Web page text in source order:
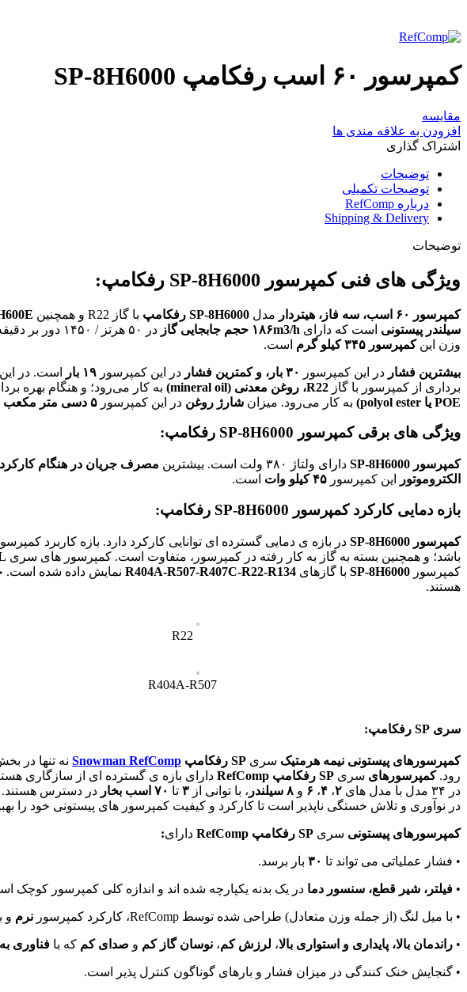
کمپرسور ۶۰ اسب رفکامپ SP-8H6000
مقایسه
افزودن به علاقه مندی ها
اشتراک گذاری
توضیحات
توضیحات تکمیلی
درباره RefComp
Shipping & Delivery
توضیحات
ویژگی های فنی کمپرسور SP-8H6000 رفکامپ:
کمپرسور ۶۰ اسب، سه فاز، هیتردار مدل SP-8H6000 رفکامپ با گاز R22 و همچنین
سیلندر پیستونی است که دارای ۱۸۶m3/h حجم جابجایی گاز در ۵۰ هرتز / ۱۴۵۰ دور بر دقیقه و
وزن اینکمپرسور ۳۴۵ کیلو گرم است.
بیشترین فشار در این کمپرسور ۳۰ بار، و کمترین فشار در این کمپرسور ۱۹ بار است. در
برداری از کمپرسور با گاز R22، روغن معدنی (mineral oil) به کار می‌رود؛ و هنگام بهره
POE یا polyol ester)
به کار می‌رود. میزان شارژ روغن در این کمپرسور ۵ دسی متر مکعب
ویژگی های برقی کمپرسور SP-8H6000 رفکامپ:
کمپرسور SP-8H6000 دارای ولتاژ ۳۸۰ ولت است. بیشترین مصرف جریان در هنگام کارکرد
الکتروموتور
این کمپرسور ۴۵ کیلو وات است.
بازه دمایی کارکرد کمپرسور SP-8H6000 رفکامپ:
کمپرسور SP-8H6000 در بازه ی دمایی گسترده ای توانایی کارکرد دارد. بازه کاربرد
باشد؛ و همچنین بسته به گاز به کار رفته در کمپرسور، متفاوت است. کمپرسور های سری
کمپرسور SP-8H6000 با گازهای R404A-R507-R407C-R22-R134 نمایش داده شده است.
هستند.
R22
R404A-R507
سری SP رفکامپ:
کمپرسورهای پیستونی نیمه هرمتیک سری SP رفکامپ Snowman RefComp نه تنها در
رود.کمپرسورهای سری SP رفکامپ RefComp دارای بازه ی گسترده ای از سازگاری
در ۳۴ مدل با مدل های
۲، ۴، ۶ و ۸ سیلندر ، با توانی از ۳ تا اسب بخار در دسترس هستند.
در نوآوری و تلاش خستگی ناپذیر است تا کارکرد و کیفیت کمپرسور های پیستونی خود را
کمپرسورهای پیستونی سری SP رفکامپ RefComp دارای:
• فشار عملیاتی می تواند تا ۳۰ بار برسد.
• فیلتر، شیر قطع، سنسور دما در یک بدنه یکپارچه شده اند و اندازه کلی کمپرسور کوچک
• با میل لنگ (از جمله وزن متعادل) طراحی شده توسط RefComp، کارکرد کمپرسور نرم و
• راندمان بالا، پایداری و استواری بالا، لرزش کم، نوسان گاز کم و صدای کم که با فناوری
• گنجایش خنک کنندگی در میزان فشار و بارهای گوناگون کنترل پذیر است.